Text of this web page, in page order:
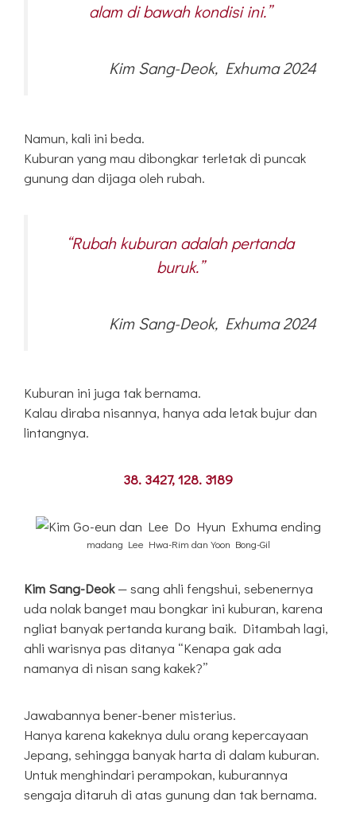
alam di bawah kondisi ini.”
Kim Sang-Deok, Exhuma 2024
Namun, kali ini beda.
Kuburan yang mau dibongkar terletak di puncak
gunung dan dijaga oleh rubah.
“Rubah kuburan adalah pertanda
buruk.”
Kim Sang-Deok, Exhuma 2024
Kuburan ini juga tak bernama.
Kalau diraba nisannya, hanya ada letak bujur dan
lintangnya.
38. 3427, 128. 3189
madang Lee Hwa-Rim dan Yoon Bong-Gil
Kim Sang-Deok— sang ahli fengshui, sebenernya
uda nolak banget mau bongkar ini kuburan, karena
ngliat banyak pertanda kurang baik. Ditambah lagi,
ahli warisnya pas ditanya “Kenapa gak ada
namanya di nisan sang kakek?”
Jawabannya bener-bener misterius.
Hanya karena kakeknya dulu orang kepercayaan
Jepang, sehingga banyak harta di dalam kuburan.
Untuk menghindari perampokan, kuburannya
sengaja ditaruh di atas gunung dan tak bernama.